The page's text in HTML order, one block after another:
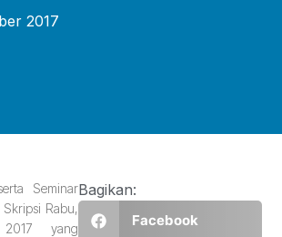
2017
Seminar
Rabu,
yang
Bagikan:
Facebook